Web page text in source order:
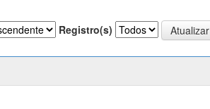
Registro(s)